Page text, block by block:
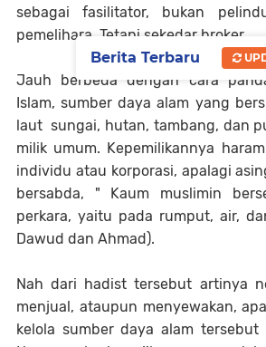
sebagai fasilitator, bukan
pemelihara. Tetapi sekedar broker.
Jauh berbeda dengan cara
Islam, sumber daya alam yang
laut sungai, hutan, tambang, dan
milik umum. Kepemilikannya
individu atau korporasi, apalagi
bersabda, " Kaum muslimin
perkara, yaitu pada rumput, air,
Dawud dan Ahmad).
Nah dari hadist tersebut artinya
menjual, ataupun menyewakan,
kelola sumber daya alam tersebut
Berita Terbaru